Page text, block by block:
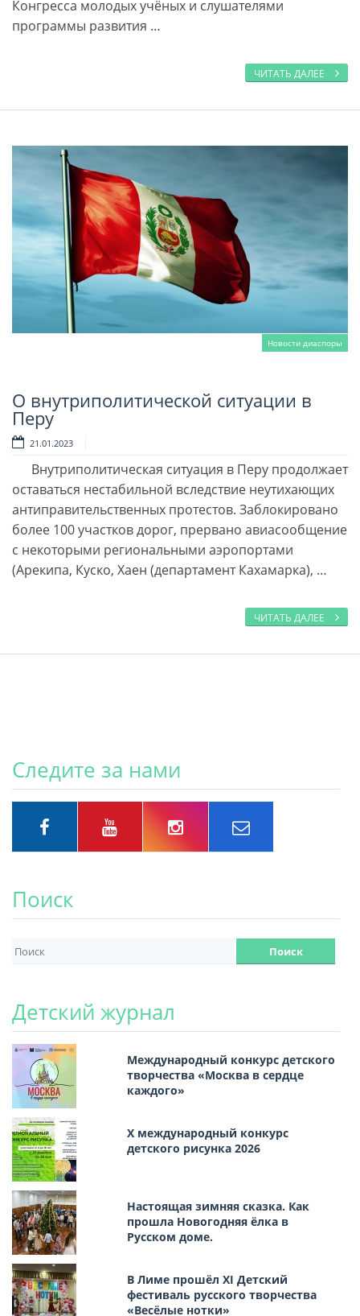
Конгресса молодых учёных и слушателями
программы развития …
ЧИТАТЬ ДАЛЕЕ
Новости диаспоры
Читать далее
О внутриполитической ситуации в
Перу
21.01.2023
Внутриполитическая ситуация в Перу продолжает
оставаться нестабильной вследствие неутихающих
антиправительственных протестов. Заблокировано
более 100 участков дорог, прервано авиасообщение
с некоторыми региональными аэропортами
(Арекипа, Куско, Хаен (департамент Кахамарка), …
ЧИТАТЬ ДАЛЕЕ
Следите за нами
Поиск
Детский журнал
Международный конкурс детского
творчества «Москва в сердце
каждого»
Х международный конкурс
детского рисунка 2026
Настоящая зимняя сказка. Как
прошла Новогодняя ёлка в
Русском доме.
В Лиме прошёл XI Детский
фестиваль русского творчества
«Весёлые нотки»